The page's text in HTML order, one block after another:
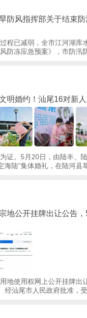
防风指挥部关于结束
程已减弱，全市江河湖库
防冻应急预案》，市防汛
明婚约！汕尾16对新
证。5月20日，由陆丰、
海陆”集体婚礼，在陆河县
地公开挂牌出让公告
地使用权网上公开挂牌出